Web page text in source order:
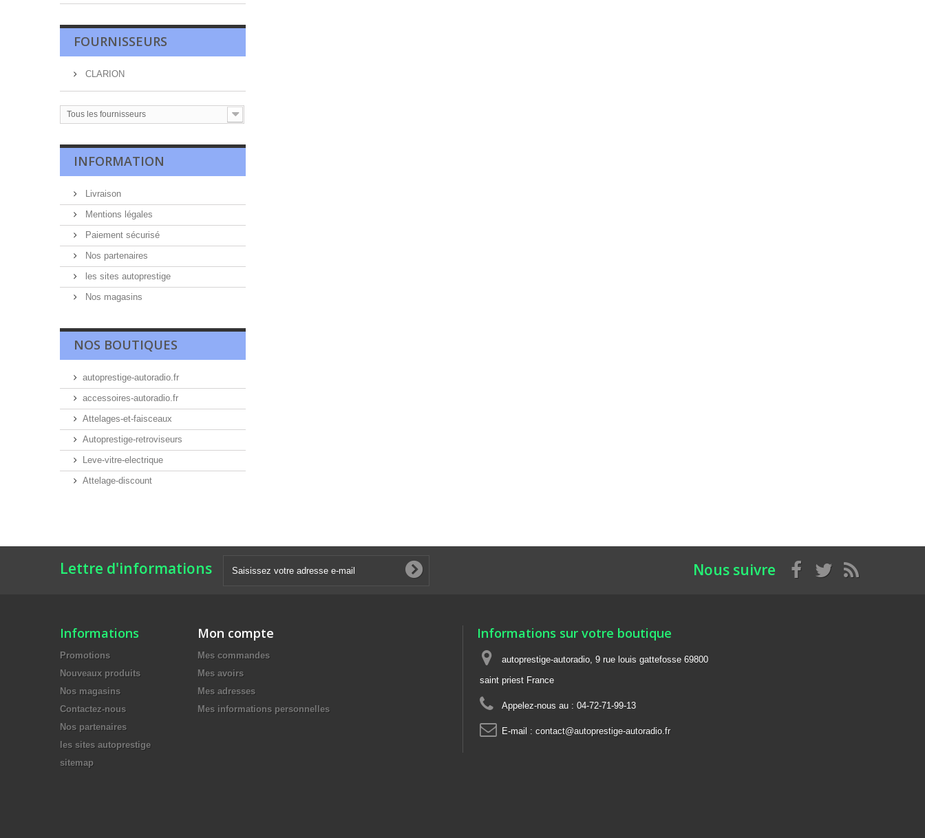
FOURNISSEURS
CLARION
Tous les fournisseurs
INFORMATION
Livraison
Mentions légales
Paiement sécurisé
Nos partenaires
les sites autoprestige
Nos magasins
NOS BOUTIQUES
autoprestige-autoradio.fr
accessoires-autoradio.fr
Attelages-et-faisceaux
Autoprestige-retroviseurs
Leve-vitre-electrique
Attelage-discount
Lettre d'informations Nous suivre
Informations
Promotions
Nouveaux produits
Nos magasins
Contactez-nous
Nos partenaires
les sites autoprestige
sitemap
Mon compte
Mes commandes
Mes avoirs
Mes adresses
Mes informations personnelles
Informations sur votre boutique
autoprestige-autoradio, 9 rue louis gattefosse 69800
saint priest France
Appelez-nous au : 04-72-71-99-13
E-mail : contact@autoprestige-autoradio.fr